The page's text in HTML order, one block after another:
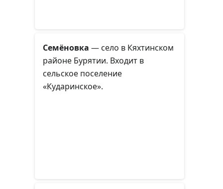
Семёновка — село в Кяхтинском
районе Бурятии. Входит в
сельское поселение
«Кударинское».